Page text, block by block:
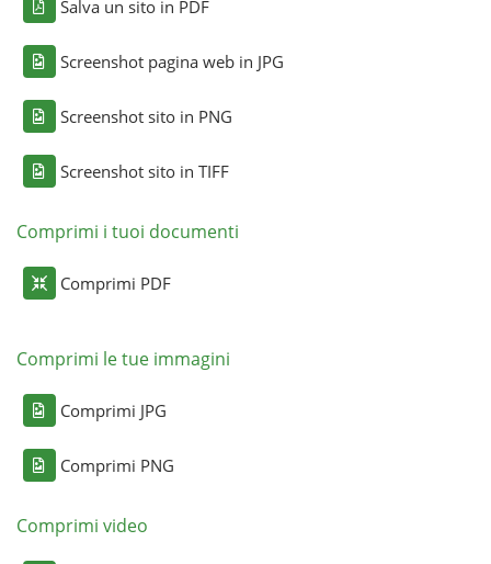
Salva un sito in PDF
Screenshot pagina web in JPG
Screenshot sito in PNG
Screenshot sito in TIFF
Comprimi i tuoi documenti
Comprimi PDF
Comprimi le tue immagini
Comprimi JPG
Comprimi PNG
Comprimi video